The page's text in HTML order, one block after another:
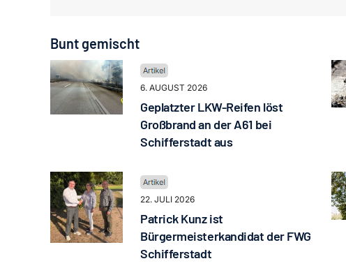
Bunt gemischt
6. AUGUST 2026
Geplatzter LKW-Reifen löst
Großbrand an der A61 bei
Schifferstadt aus
22. JULI 2026
Patrick Kunz ist
Bürgermeisterkandidat der FWG
Schifferstadt